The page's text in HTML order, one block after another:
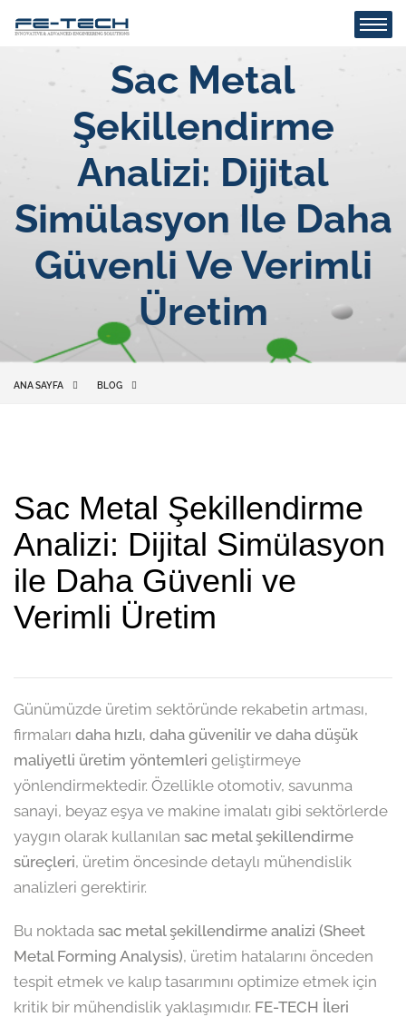
Sac Metal
Şekillendirme
Analizi: Dijital
Simülasyon Ile Daha
Güvenli Ve Verimli
Üretim
ANA SAYFA BLOG
Sac Metal Şekillendirme
Analizi: Dijital Simülasyon
ile Daha Güvenli ve
Verimli Üretim
Günümüzde üretim sektöründe rekabetin artması,
firmaları daha hızlı, daha güvenilir ve daha düşük
maliyetli üretim yöntemleri geliştirmeye
yönlendirmektedir. Özellikle otomotiv, savunma
sanayi, beyaz eşya ve makine imalatı gibi sektörlerde
yaygın olarak kullanılan sac metal şekillendirme
süreçleri, üretim öncesinde detaylı mühendislik
analizleri gerektirir.
Bu noktada sac metal şekillendirme analizi (Sheet
Metal Forming Analysis), üretim hatalarını önceden
tespit etmek ve kalıp tasarımını optimize etmek için
kritik bir mühendislik yaklaşımıdır. FE-TECH İleri